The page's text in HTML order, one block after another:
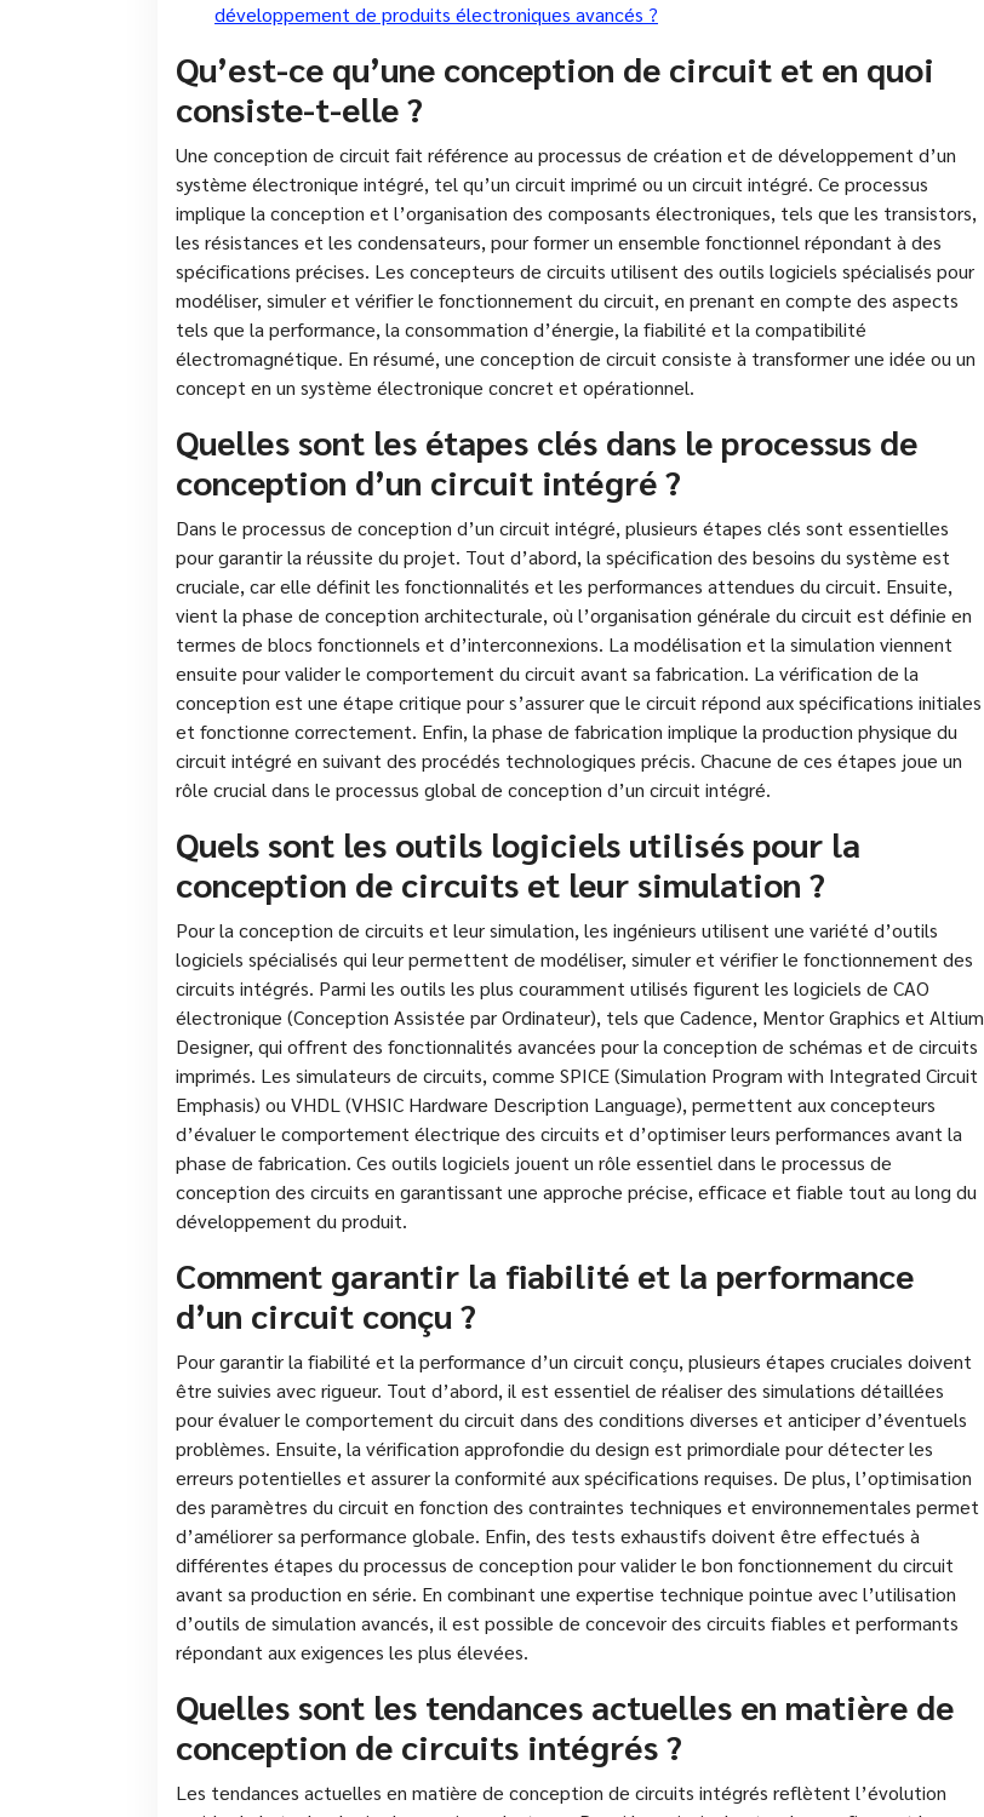
développement de produits électroniques avancés ?
Qu’est-ce qu’une conception de circuit et en quoi
consiste-t-elle ?
Une conception de circuit fait référence au processus de création et de développement d’un
système électronique intégré, tel qu’un circuit imprimé ou un circuit intégré. Ce processus
implique la conception et l’organisation des composants électroniques, tels que les transistors,
les résistances et les condensateurs, pour former un ensemble fonctionnel répondant à des
spécifications précises. Les concepteurs de circuits utilisent des outils logiciels spécialisés pour
modéliser, simuler et vérifier le fonctionnement du circuit, en prenant en compte des aspects
tels que la performance, la consommation d’énergie, la fiabilité et la compatibilité
électromagnétique. En résumé, une conception de circuit consiste à transformer une idée ou un
concept en un système électronique concret et opérationnel.
Quelles sont les étapes clés dans le processus de
conception d’un circuit intégré ?
Dans le processus de conception d’un circuit intégré, plusieurs étapes clés sont essentielles
pour garantir la réussite du projet. Tout d’abord, la spécification des besoins du système est
cruciale, car elle définit les fonctionnalités et les performances attendues du circuit. Ensuite,
vient la phase de conception architecturale, où l’organisation générale du circuit est définie en
termes de blocs fonctionnels et d’interconnexions. La modélisation et la simulation viennent
ensuite pour valider le comportement du circuit avant sa fabrication. La vérification de la
conception est une étape critique pour s’assurer que le circuit répond aux spécifications initiales
et fonctionne correctement. Enfin, la phase de fabrication implique la production physique du
circuit intégré en suivant des procédés technologiques précis. Chacune de ces étapes joue un
rôle crucial dans le processus global de conception d’un circuit intégré.
Quels sont les outils logiciels utilisés pour la
conception de circuits et leur simulation ?
Pour la conception de circuits et leur simulation, les ingénieurs utilisent une variété d’outils
logiciels spécialisés qui leur permettent de modéliser, simuler et vérifier le fonctionnement des
circuits intégrés. Parmi les outils les plus couramment utilisés figurent les logiciels de CAO
électronique (Conception Assistée par Ordinateur), tels que Cadence, Mentor Graphics et Altium
Designer, qui offrent des fonctionnalités avancées pour la conception de schémas et de circuits
imprimés. Les simulateurs de circuits, comme SPICE (Simulation Program with Integrated Circuit
Emphasis) ou VHDL (VHSIC Hardware Description Language), permettent aux concepteurs
d’évaluer le comportement électrique des circuits et d’optimiser leurs performances avant la
phase de fabrication. Ces outils logiciels jouent un rôle essentiel dans le processus de
conception des circuits en garantissant une approche précise, efficace et fiable tout au long du
développement du produit.
Comment garantir la fiabilité et la performance
d’un circuit conçu ?
Pour garantir la fiabilité et la performance d’un circuit conçu, plusieurs étapes cruciales doivent
être suivies avec rigueur. Tout d’abord, il est essentiel de réaliser des simulations détaillées
pour évaluer le comportement du circuit dans des conditions diverses et anticiper d’éventuels
problèmes. Ensuite, la vérification approfondie du design est primordiale pour détecter les
erreurs potentielles et assurer la conformité aux spécifications requises. De plus, l’optimisation
des paramètres du circuit en fonction des contraintes techniques et environnementales permet
d’améliorer sa performance globale. Enfin, des tests exhaustifs doivent être effectués à
différentes étapes du processus de conception pour valider le bon fonctionnement du circuit
avant sa production en série. En combinant une expertise technique pointue avec l’utilisation
d’outils de simulation avancés, il est possible de concevoir des circuits fiables et performants
répondant aux exigences les plus élevées.
Quelles sont les tendances actuelles en matière de
conception de circuits intégrés ?
Les tendances actuelles en matière de conception de circuits intégrés reflètent l’évolution